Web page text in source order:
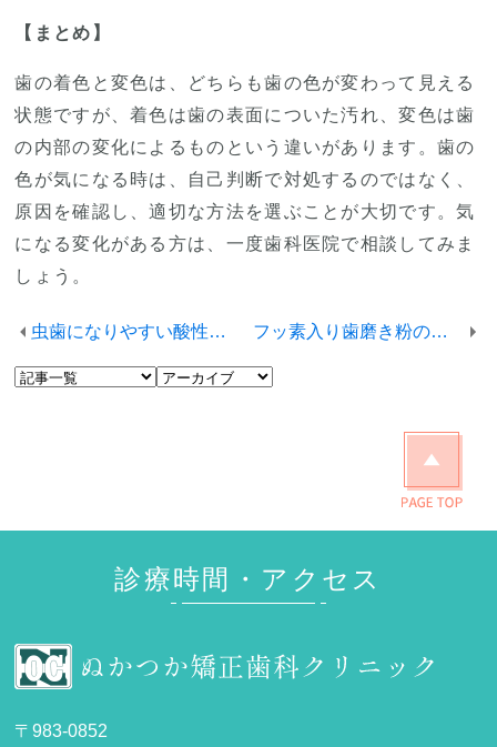
【まとめ】
歯の着色と変色は、どちらも歯の色が変わって見える
状態ですが、着色は歯の表面についた汚れ、変色は歯
の内部の変化によるものという違いがあります。歯の
色が気になる時は、自己判断で対処するのではなく、
原因を確認し、適切な方法を選ぶことが大切です。気
になる変化がある方は、一度歯科医院で相談してみま
しょう。
虫歯になりやすい酸性の食べ物とは フッ素入り歯磨き粉の効果を最大限に！ 矯正中のフッ素のとり入れ方について
診療時間・アクセス
〒983-0852